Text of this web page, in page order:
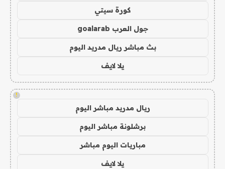
كورة سيتي
جول العرب goalarab
بث مباشر ريال مدريد اليوم
يلا لايف
!
ريال مدريد مباشر اليوم
برشلونة مباشر اليوم
مباريات اليوم مباشر
يلا لايف